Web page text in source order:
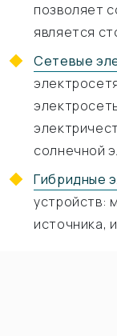
позволяет
является
Сетевые
солнечной
Гибридные
устройств:
источника,